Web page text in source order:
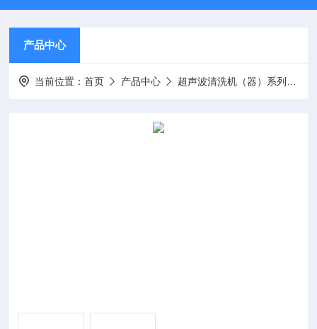
产品中心
当前位置：首页 产品中心 超声波清洗机（器）系列